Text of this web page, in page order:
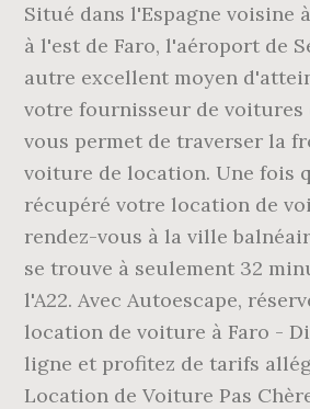
Situé dans l'Espagne voisine
à l'est de Faro, l'aéroport de
autre excellent moyen
votre fournisseur de
vous permet de traverser la
voiture de location. Une fois
récupéré votre location de
rendez-vous à la ville
se trouve à seulement 32
l'A22. Avec Autoescape,
location de voiture à Faro -
ligne et profitez de tarifs
Location de Voiture Pas